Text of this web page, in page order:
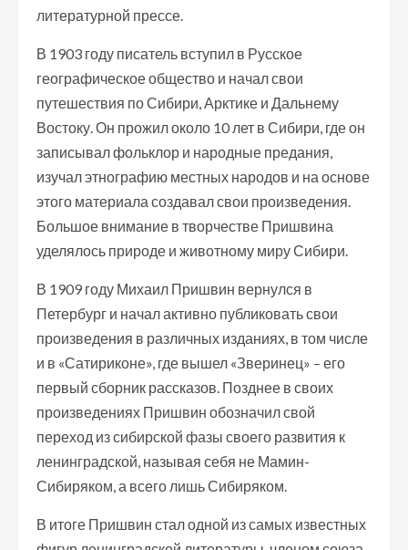
литературной прессе.
В 1903 году писатель вступил в Русское
географическое общество и начал свои
путешествия по Сибири, Арктике и Дальнему
Востоку. Он прожил около 10 лет в Сибири, где он
записывал фольклор и народные предания,
изучал этнографию местных народов и на основе
этого материала создавал свои произведения.
Большое внимание в творчестве Пришвина
уделялось природе и животному миру Сибири.
В 1909 году Михаил Пришвин вернулся в
Петербург и начал активно публиковать свои
произведения в различных изданиях, в том числе
и в «Сатириконе», где вышел «Зверинец» – его
первый сборник рассказов. Позднее в своих
произведениях Пришвин обозначил свой
переход из сибирской фазы своего развития к
ленинградской, называя себя не Мамин-
Сибиряком, а всего лишь Сибиряком.
В итоге Пришвин стал одной из самых известных